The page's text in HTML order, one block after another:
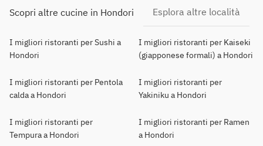
Scopri altre cucine in Hondori Esplora altre località
I migliori ristoranti per Sushi a
Hondori
I migliori ristoranti per Kaiseki
(giapponese formali) a Hondori
I migliori ristoranti per Pentola
calda a Hondori
I migliori ristoranti per
Yakiniku a Hondori
I migliori ristoranti per
Tempura a Hondori
I migliori ristoranti per Ramen
a Hondori